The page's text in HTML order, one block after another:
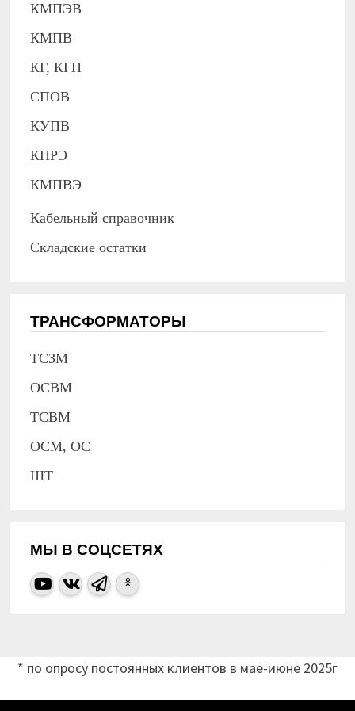
КМПЭВ
КМПВ
КГ, КГН
СПОВ
КУПВ
КНРЭ
КМПВЭ
Кабельный справочник
Складские остатки
ТРАНСФОРМАТОРЫ
ТСЗМ
ОСВМ
ТСВМ
ОСМ, ОС
ШТ
МЫ В СОЦСЕТЯХ
* по опросу постоянных клиентов в мае-июне 2025г